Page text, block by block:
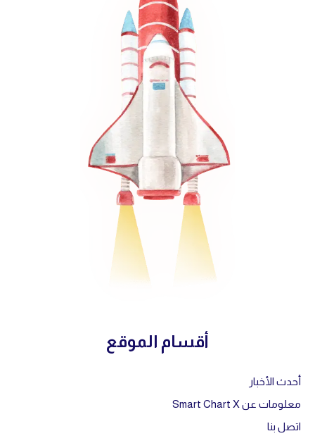
أقسام الموقع
أحدث الأخبار
معلومات عن Smart Chart X
اتصل بنا